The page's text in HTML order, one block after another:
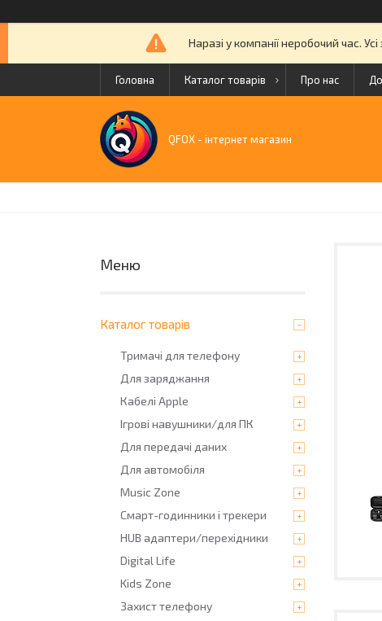
Наразі у компанії неробочий час.
Головна Каталог товарів Про нас
QFOX - інтернет магазин
Каталог товарів
Тримачі для телефону
Для заряджання
Кабелі Apple
Ігрові навушники/для ПК
Для передачі даних
Для автомобіля
Music Zone
Смарт-годинники і трекери
HUB адаптери/перехідники
Digital Life
Kids Zone
Захист телефону